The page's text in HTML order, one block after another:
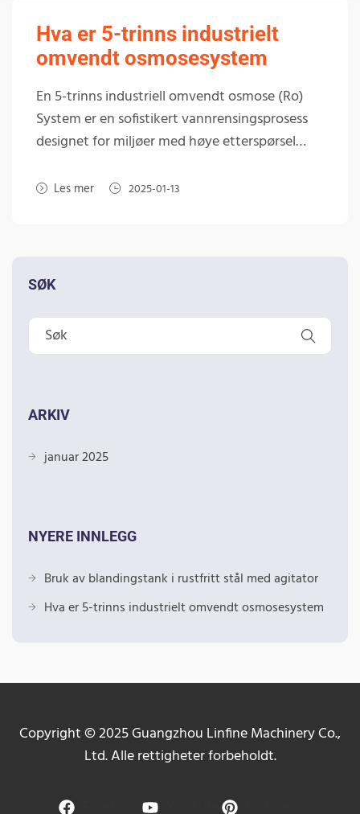
Hva er 5-trinns industrielt
omvendt osmosesystem
En 5-trinns industriell omvendt osmose (Ro)
System er en sofistikert vannrensingsprosess
designet for miljøer med høye etterspørsel…
Les mer 2025-01-13
SØK
ARKIV
januar 2025
NYERE INNLEGG
Bruk av blandingstank i rustfritt stål med agitator
Hva er 5-trinns industrielt omvendt osmosesystem
Copyright © 2025 Guangzhou Linfine Machinery Co.,
Ltd. Alle rettigheter forbeholdt.